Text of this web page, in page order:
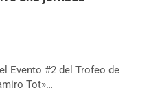
Evento #2 del Trofeo de
Tot»…